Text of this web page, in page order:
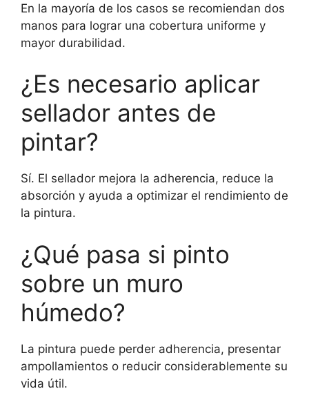
En la mayoría de los casos se recomiendan dos
manos para lograr una cobertura uniforme y
mayor durabilidad.
¿Es necesario aplicar
sellador antes de
pintar?
Sí. El sellador mejora la adherencia, reduce la
absorción y ayuda a optimizar el rendimiento de
la pintura.
¿Qué pasa si pinto
sobre un muro
húmedo?
La pintura puede perder adherencia, presentar
ampollamientos o reducir considerablemente su
vida útil.